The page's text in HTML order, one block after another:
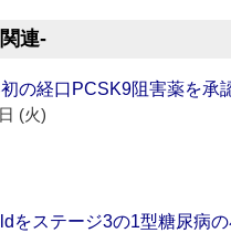
連‐
の経口PCSK9阻害薬を承
(火)
をステージ3の1型糖尿病